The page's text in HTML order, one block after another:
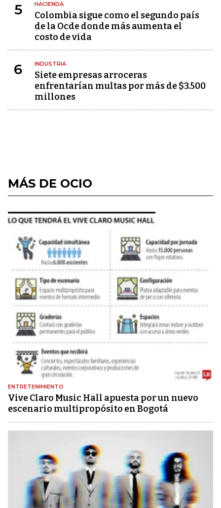
5 HACIENDA
Colombia sigue como el segundo país
de la Ocde donde más aumenta el
costo de vida
6 INDUSTRIA
Siete empresas arroceras
enfrentarían multas por más de $3.500
millones
MÁS DE OCIO
ENTRETENIMIENTO
Vive Claro Music Hall apuesta por un nuevo
escenario multipropósito en Bogotá